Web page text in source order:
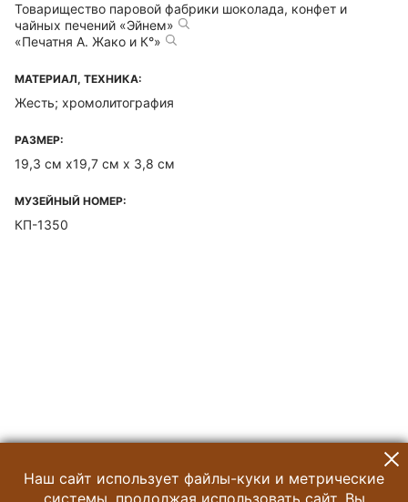
Товарищество паровой фабрики шоколада, конфет и
чайных печений «Эйнем»
«Печатня А. Жако и К°»
МАТЕРИАЛ, ТЕХНИКА:
Жесть; хромолитография
РАЗМЕР:
19,3 см х19,7 см х 3,8 см
МУЗЕЙНЫЙ НОМЕР:
КП-1350
Наш сайт использует файлы-куки и метрические
системы, продолжая использовать сайт, Вы